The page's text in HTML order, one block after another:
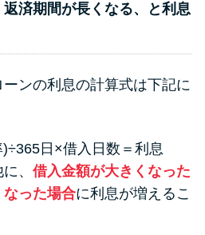
済期間が長くなる、と利息
ンの利息の計算式は下記に
日×借入日数＝利息
、 借入金額が大きくなった
った場合に利息が増えるこ